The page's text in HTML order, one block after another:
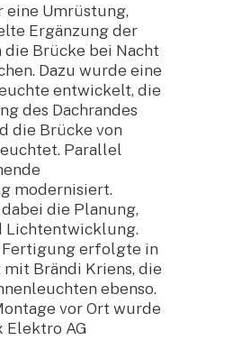
eine Umrüstung,
Ergänzung der
Brücke bei Nacht
Dazu wurde eine
entwickelt, die
des Dachrandes
die Brücke von
Parallel
modernisiert.
die Planung,
Lichtentwicklung.
Fertigung erfolgte in
Brändi Kriens, die
ebenso.
vor Ort wurde
Elektro AG